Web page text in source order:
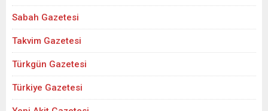
Sabah Gazetesi
Takvim Gazetesi
Türkgün Gazetesi
Türkiye Gazetesi